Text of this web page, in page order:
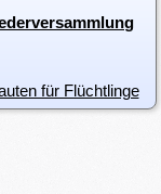
für Flüchtlinge